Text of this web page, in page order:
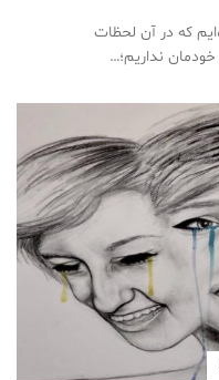
که در آن لحظات
نداریم؛…